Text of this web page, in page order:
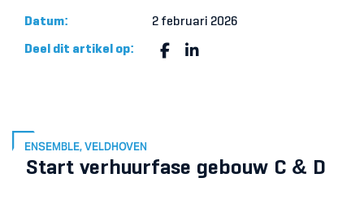
Datum: 2 februari 2026
Deel dit artikel op:
ENSEMBLE, VELDHOVEN
Start verhuurfase gebouw C & D